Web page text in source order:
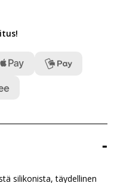
!
-
silikonista, täydellinen